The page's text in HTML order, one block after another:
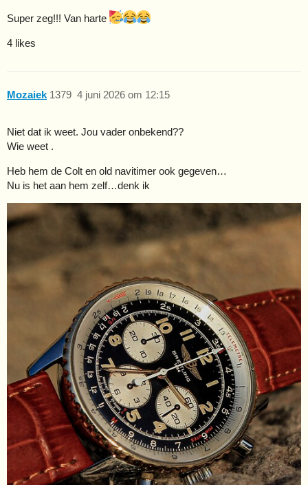
Super zeg!!! Van harte
4 likes
Mozaiek 4 juni 2026 om 12:15
1379
Niet dat ik weet. Jou vader onbekend??
Wie weet .
Heb hem de Colt en old navitimer ook gegeven…
Nu is het aan hem zelf…denk ik